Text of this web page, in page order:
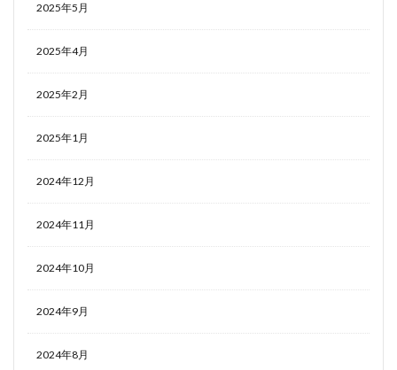
2025年5月
2025年4月
2025年2月
2025年1月
2024年12月
2024年11月
2024年10月
2024年9月
2024年8月